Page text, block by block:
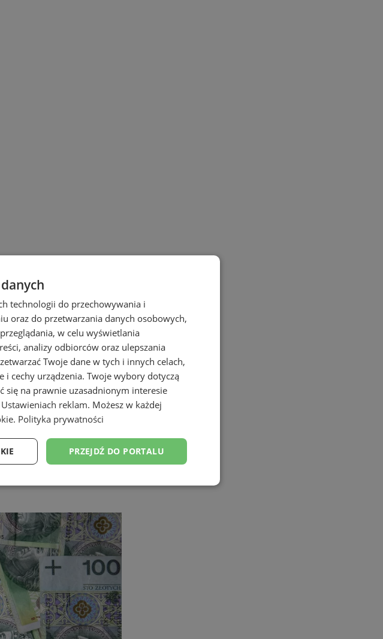
technologii do przechowywania i
oraz do przetwarzania danych osobowych,
w celu wyświetlania
analizy odbiorców oraz ulepszania
Twoje dane w tych i innych celach,
cechy urządzenia. Twoje wybory dotyczą
się na prawnie uzasadnionym interesie
Ustawieniach reklam. Możesz w każdej
. Polityka prywatności
PRZEJDŹ DO PORTALU
Funkcjonalność Niesklasyfikowane
Funkcjonalność Niesklasyfikowane
strony internetowej, takich jak logowanie użytkownika i
korzystać ze strony internetowej.
Opis